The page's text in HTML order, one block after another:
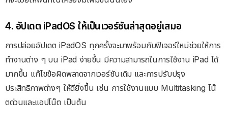
4. อัปเดต iPadOS ให้เป็นเวอร์ชันล่าสุดอยู่เสมอ
การปล่อยอัปเดต iPadOS ทุกครั้งจะมาพร้อมกับฟีเจอร์ใหม่ช่วยให้การ
ทำงานต่าง ๆ บน iPad ง่ายขึ้น มีความสามารถในการใช้งาน iPad ได้
มากขึ้น แก้ไขข้อผิดพลาดจากเวอร์ชันเดิม และการปรับปรุง
ประสิทธิภาพต่างๆ ให้ดียิ่งขึ้น เช่น การใช้งานแบบ Multitasking โน๊
ตด่วนและแอปโน๊ต เป็นต้น